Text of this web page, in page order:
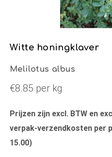
Witte honingklaver
Melilotus albus
€8.85 per kg
Prijzen zijn excl. BTW en
verpak-verzendkosten per
15.00)